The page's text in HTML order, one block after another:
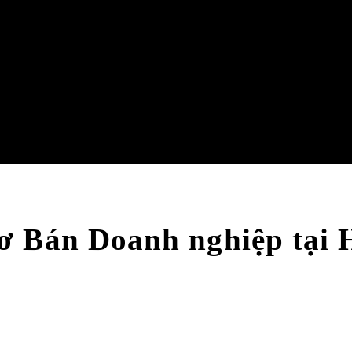
Bán Doanh nghiệp tại